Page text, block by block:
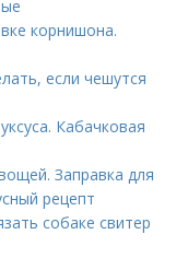
корнишона.
если чешутся
Кабачковая
Заправка для
рецепт
собаке свитер